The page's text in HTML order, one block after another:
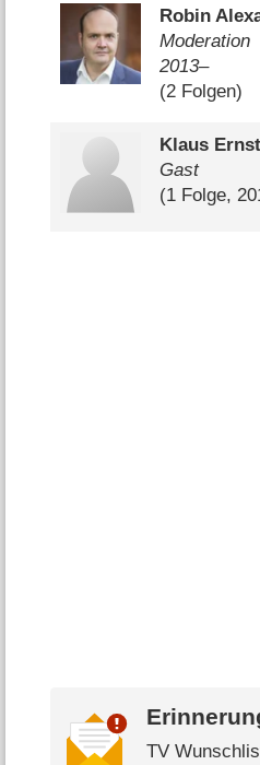
Robin
Moderation
2013–
(2 Folgen)
Klaus Ernst
Gast
(1 Folge,
TV